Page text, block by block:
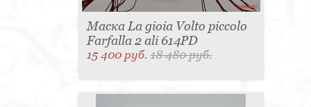
Маска La gioia Volto piccolo
Farfalla 2 ali 614PD
15 400 руб.18 480 руб.